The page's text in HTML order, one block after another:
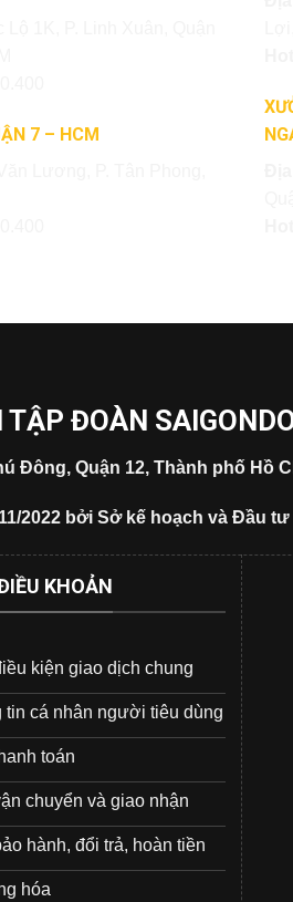
7 – HCM
TẬP ĐOÀN
Đông, Quận 12, Thành phố Hồ
2022 bởi Sở kế hoạch và Đầu
KHOẢN
kiện giao dịch chung
tin cá nhân người tiêu dùng
toán
chuyển và giao nhận
hành, đổi trả, hoàn tiền
hóa